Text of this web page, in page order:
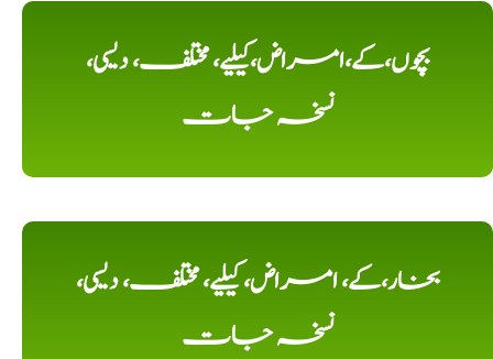
بچوں،کے،امراض،کیلیے، مختلف، دیسی،
نسخہ جات
بخار،کے، امراض، کیلیے، مختلف، دیسی،
نسخہ جات